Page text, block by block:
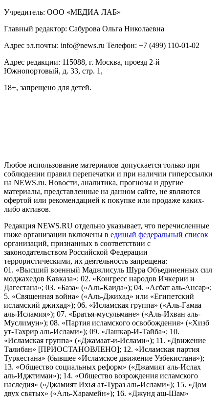
Учредитель: ООО «МЕДИА ЛАБ»
Главный редактор: Сабурова Ольга Николаевна
Адрес эл.почты: info@news.ru Телефон: +7 (499) 110-01-02
Адрес редакции: 115088, г. Москва, проезд 2-й
Южнопортовый, д. 33, стр. 1,
18+, запрещено для детей.
Любое использование материалов допускается только при
соблюдении правил перепечатки и при наличии гиперссылки
на NEWS.ru. Новости, аналитика, прогнозы и другие
материалы, представленные на данном сайте, не являются
офертой или рекомендацией к покупке или продаже каких-
либо активов.
Редакция NEWS.RU отдельно указывает, что перечисленные
ниже организации включены в единый федеральный список
организаций, признанных в соответствии с
законодательством Российской Федерации
террористическими, их деятельность запрещена:
01. «Высший военный Маджлисуль Шура Объединенных сил
моджахедов Кавказа»; 02. «Конгресс народов Ичкерии и
Дагестана»; 03. «База» («Аль-Каида»); 04. «Асбат аль-Ансар»;
5. «Священная война» («Аль-Джихад» или «Египетский
исламский джихад»); 06. «Исламская группа» («Аль-Гамаа
аль-Исламия»); 07. «Братья-мусульмане» («Аль-Ихван аль-
Муслимун»); 08. «Партия исламского освобождения» («Хизб
ут-Тахрир аль-Ислами»); 09. «Лашкар-И-Тайба»; 10.
«Исламская группа» («Джамаат-и-Ислами»); 11. «Движение
Талибан» [ПРИОСТАНОВЛЕНО]; 12. «Исламская партия
Туркестана» (бывшее «Исламское движение Узбекистана»);
13. «Общество социальных реформ» («Джамият аль-Ислах
аль-Иджтимаи»); 14. «Общество возрождения исламского
наследия» («Джамият Ихья ат-Тураз аль-Ислами»); 15. «Дом
двух святых» («Аль-Харамейн»); 16. «Джунд аш-Шам»